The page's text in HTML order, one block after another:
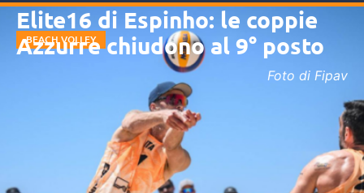
BEACH VOLLEY
Elite16 di Espinho: le coppie
Azzurre chiudono al 9° posto
Foto di Fipav